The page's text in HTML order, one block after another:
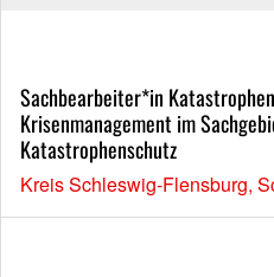
Sachbearbeiter*in
Krisenmanagement im
Katastrophenschutz
Kreis Schleswig-Flensburg,